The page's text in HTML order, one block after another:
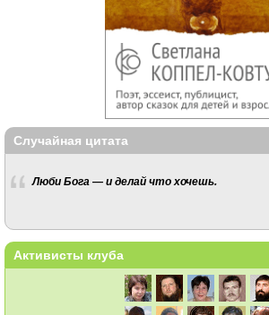
Случайная цитата
Люби Бога — и делай что хочешь.
Активисты клуба